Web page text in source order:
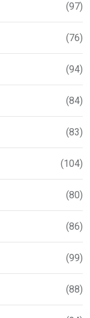
(97)
(76)
(94)
(84)
(83)
(104)
(80)
(86)
(99)
(88)